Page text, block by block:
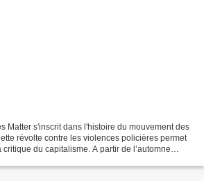
Matter s'inscrit dans l'histoire du mouvement des
révolte contre les violences policières permet
du capitalisme. A partir de l’automne